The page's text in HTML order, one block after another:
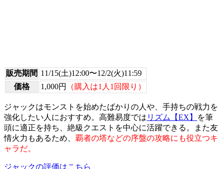
販売期間 11/15(土)12:00〜12/2(火)11:59
価格
1,000円 （購入は1人1回限り）
ジャックはモンストを始めたばかりの人や、手持ちの戦力を
強化したい人におすすめ。高難易度では リズム【EX】
を筆
頭に適正を持ち、絶級クエストを中心に活躍できる。また友
情火力もあるため、 覇者の塔などの序盤の攻略にも役立つキ
ャラだ。
ジャックの評価はこちら